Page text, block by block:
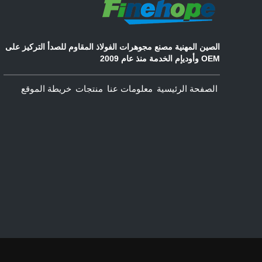
الصين المهنية مصنع مجوهرات الفولاذ المقاوم للصدأ التركيز على
OEM وأوديإم الخدمة منذ عام 2009
الصفحة الرئيسية معلومات عنا منتجات خريطة الموقع